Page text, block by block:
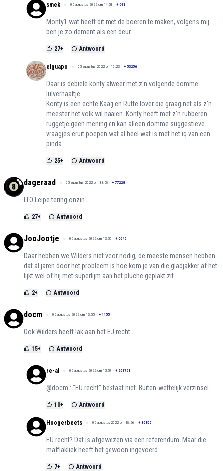
smek 05 augustus 2022 om 14:51 + 691
Monty1 wat heeft dit met de boeren te maken, volgens mij
ben je zo dement als een deur
27+ Antwoord
elguapo 05 augustus 2022 om 16:23 + 53256
Daar is debiele konty alweer met z'n volgende domme
lulverhaaltje.
Konty is een echte Kaag en Rutte lover die graag net als z'n
meester het volk wil naaien. Konty heeft met z'n rubberen
ruggetje geen mening en kan alleen domme suggestieve
vraagjes eruit poepen wat al heel wat is met het iq van een
pinda.
25+ Antwoord
dageraad 05 augustus 2022 om 13:58 + 77228
LTO Leipe tering onzin
27+ Antwoord
JooJootje 05 augustus 2022 om 13:56 + 6545
Daar hebben we Wilders niet voor nodig, de meeste mensen hebben
dat al jaren door het probleem is hoe kom je van die gladjakker af het
lijkt wel of hij met superlijm aan het pluche geplakt zit.
2+ Antwoord
docm 05 augustus 2022 om 13:55 + 1155
Ook Wilders heeft lak aan het EU recht.
15+ Antwoord
re-al 05 augustus 2022 om 15:59 + 209751
@docm : "EU recht" bestaat niet. Buiten-wettelijk verzinsel.
10+ Antwoord
Hoogerbeets 05 augustus 2022 om 18:26 + 30805
EU recht? Dat is afgewezen via een referendum. Maar die
maffiakliek heeft het gewoon ingevoerd.
7+ Antwoord